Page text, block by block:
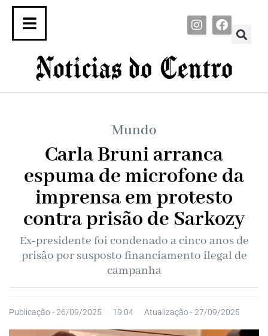
Mundo
Carla Bruni arranca
espuma de microfone da
imprensa em protesto
contra prisão de Sarkozy
Ex-presidente foi condenado a cinco anos de
prisão por susposto financiamento ilegal de
campanha
Publicação -26/09/2025 19:04 Atualização - 27/09/2025